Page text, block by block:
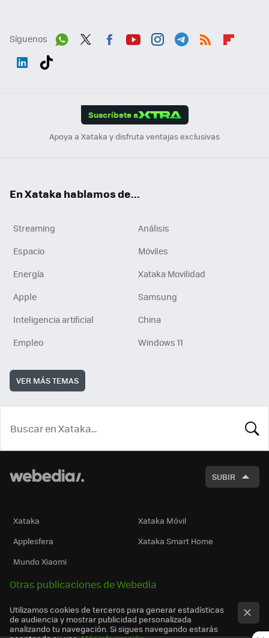
Síguenos
Suscríbete a
Apoya a Xataka y disfruta ventajas exclusivas
En Xataka hablamos de...
Streaming
Análisis
Espacio
Móviles
Energía
Xataka Movilidad
Apple
Samsung
Inteligencia artificial
China
Empleo
Windows 11
VER MÁS TEMAS
SUBIR
Xataka
Xataka Móvil
Applesfera
Xataka Smart Home
Mundo Xiaomi
Otras publicaciones de Webedia
Utilizamos cookies de terceros para generar estadísticas
de audiencia y mostrar publicidad personalizada
analizando tu navegación. Si sigues navegando estarás